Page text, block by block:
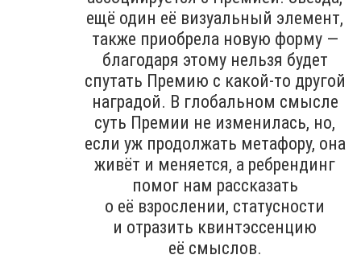
ещё один её визуальный элемент,
также приобрела новую форму —
благодаря этому нельзя будет
спутать Премию с какой-то другой
наградой. В глобальном смысле
суть Премии не изменилась, но,
если уж продолжать метафору, она
живёт и меняется, а ребрендинг
помог нам рассказать
о её взрослении, статусности
и отразить квинтэссенцию
её смыслов.